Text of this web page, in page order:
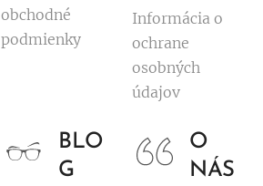
obchodné
podmienky
Informácia o
ochrane
osobných
údajov
BLO
G
O
NÁS